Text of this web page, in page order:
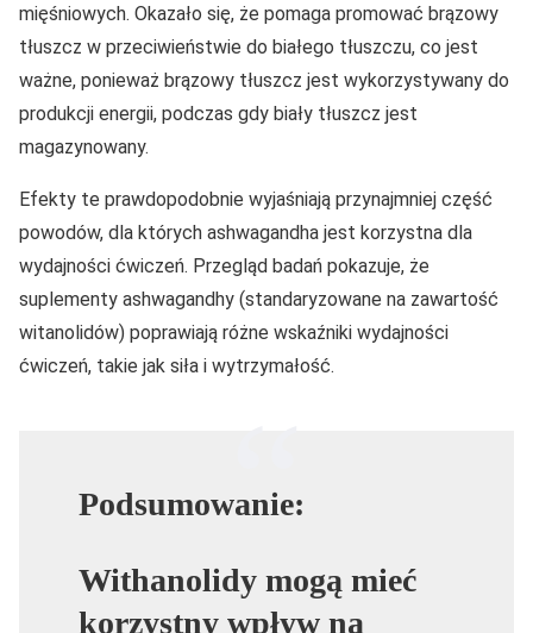
mięśniowych. Okazało się, że pomaga promować brązowy
tłuszcz w przeciwieństwie do białego tłuszczu, co jest
ważne, ponieważ brązowy tłuszcz jest wykorzystywany do
produkcji energii, podczas gdy biały tłuszcz jest
magazynowany.
Efekty te prawdopodobnie wyjaśniają przynajmniej część
powodów, dla których ashwagandha jest korzystna dla
wydajności ćwiczeń. Przegląd badań pokazuje, że
suplementy ashwagandhy (standaryzowane na zawartość
witanolidów) poprawiają różne wskaźniki wydajności
ćwiczeń, takie jak siła i wytrzymałość.
Podsumowanie:
Withanolidy mogą mieć
korzystny wpływ na